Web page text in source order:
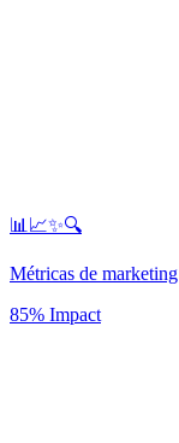
📊📈✨🔍
Métricas de marketing
85% Impact